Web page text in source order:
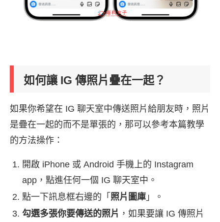
如何讓 IG 傳照片疊在一起？
如果你希望在 IG 聊天室中傳送照片給朋友時，照片
是疊在一起的而不是單張的，那可以參考本篇教學
的方法操作：
開啟 iPhone 或 Android 手機上的 Instagram
app，點進任何一個 IG 聊天室中。
點一下訊息框右邊的「 照片圖庫 」。
勾選多張你要傳送的照片 ，如果要讓 IG 傳照片